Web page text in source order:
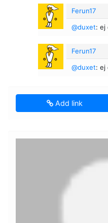
Ferun17
@duxet: ej
Ferun17
@duxet: ej
Add link